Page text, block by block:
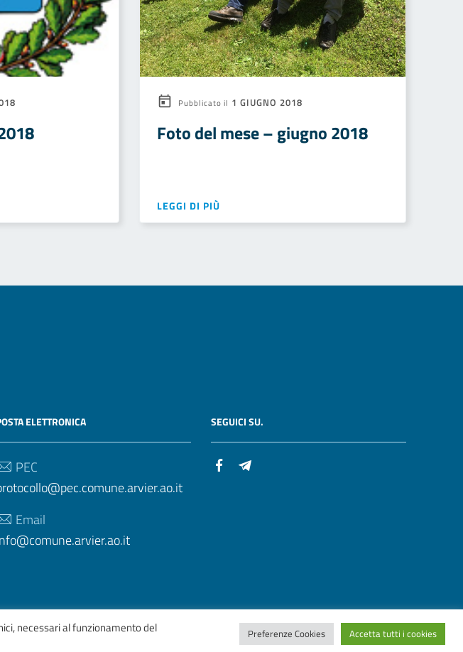
Pubblicato il 1 GIUGNO 2018
Foto del mese – giugno 2018
LEGGI DI PIÙ
ELETTRONICA
PEC
Email
SEGUICI SU.
necessari al funzionamento del Preferenze Cookies Accetta tutti i cookies